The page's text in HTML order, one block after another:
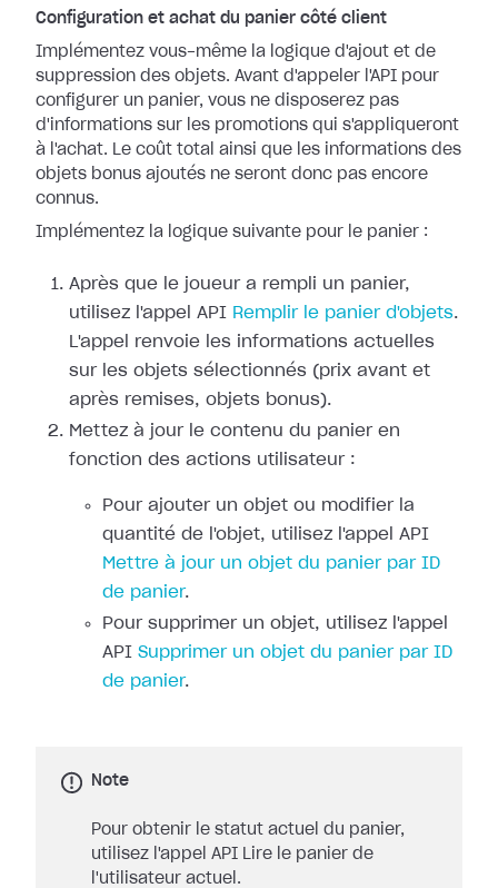
Configuration et achat du panier côté client
Implémentez vous-même la logique d'ajout et de
suppression des objets. Avant d'appeler l'API pour
configurer un panier, vous ne disposerez pas
d'informations sur les promotions qui s'appliqueront
à l'achat. Le coût total ainsi que les informations des
objets bonus ajoutés ne seront donc pas encore
connus.
Implémentez la logique suivante pour le panier :
Après que le joueur a rempli un panier,
utilisez l'appel API Remplir le panier d'objets.
L'appel renvoie les informations actuelles
sur les objets sélectionnés (prix avant et
après remises, objets bonus).
Mettez à jour le contenu du panier en
fonction des actions utilisateur :
Pour ajouter un objet ou modifier la
quantité de l'objet, utilisez l'appel API
Mettre à jour un objet du panier par ID
de panier.
Pour supprimer un objet, utilisez l'appel
API Supprimer un objet du panier par ID
de panier.
Note
Pour obtenir le statut actuel du panier,
utilisez l'appel API Lire le panier de
l'utilisateur actuel.